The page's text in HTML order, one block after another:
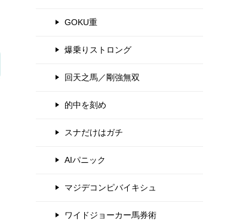
GOKU重
爆乗りストロング
回天之馬／剛強無双
的中を刻め
スナだけはガチ
AIパニック
マジデコンピバイキシュ
ワイドジョーカー馬券術